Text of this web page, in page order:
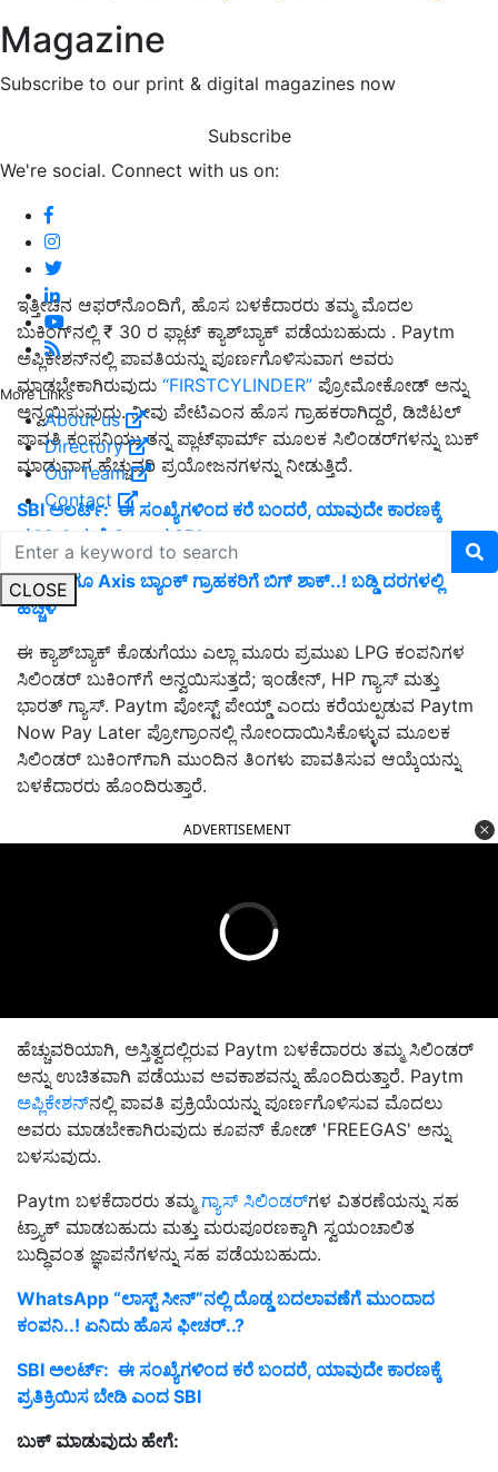
Magazine
Subscribe to our print & digital magazines now
Subscribe
We're social. Connect with us on:
More Links
About us
Directory
Our Team
Contact
CLOSE
ಇತ್ತೀಚಿನ ಆಫರ್‌ನೊಂದಿಗೆ, ಹೊಸ ಬಳಕೆದಾರರು ತಮ್ಮ ಮೊದಲ
ಬುಕಿಂಗ್‌ನಲ್ಲಿ ₹ 30 ರ ಫ್ಲಾಟ್ ಕ್ಯಾಶ್‌ಬ್ಯಾಕ್ ಪಡೆಯಬಹುದು . Paytm
ಅಪ್ಲಿಕೇಶನ್‌ನಲ್ಲಿ ಪಾವತಿಯನ್ನು ಪೂರ್ಣಗೊಳಿಸುವಾಗ ಅವರು
ಮಾಡಬೇಕಾಗಿರುವುದು “FIRSTCYLINDER” ಪ್ರೋಮೋಕೋಡ್ ಅನ್ನು
ಅನ್ವಯಿಸುವುದು. ನೀವು ಪೇಟಿಎಂನ ಹೊಸ ಗ್ರಾಹಕರಾಗಿದ್ದರೆ, ಡಿಜಿಟಲ್
ಪಾವತಿ ಕಂಪನಿಯು ತನ್ನ ಪ್ಲಾಟ್‌ಫಾರ್ಮ್ ಮೂಲಕ ಸಿಲಿಂಡರ್‌ಗಳನ್ನು ಬುಕ್
ಮಾಡುವಾಗ ಹೆಚ್ಚುವರಿ ಪ್ರಯೋಜನಗಳನ್ನು ನೀಡುತ್ತಿದೆ.
SBI ಅಲರ್ಟ್‌: ಈ ಸಂಖ್ಯೆಗಳಿಂದ ಕರೆ ಬಂದರೆ, ಯಾವುದೇ ಕಾರಣಕ್ಕೆ
ಪ್ರತಿಕ್ರಿಯಿಸ ಬೇಡಿ ಎಂದ SBI
SBI ಹಾಗೂ Axis ಬ್ಯಾಂಕ್‌ ಗ್ರಾಹಕರಿಗೆ ಬಿಗ್‌ ಶಾಕ್..! ಬಡ್ಡಿ ದರಗಳಲ್ಲಿ
ಹೆಚ್ಚಳ
ಈ ಕ್ಯಾಶ್‌ಬ್ಯಾಕ್ ಕೊಡುಗೆಯು ಎಲ್ಲಾ ಮೂರು ಪ್ರಮುಖ LPG ಕಂಪನಿಗಳ
ಸಿಲಿಂಡರ್ ಬುಕಿಂಗ್‌ಗೆ ಅನ್ವಯಿಸುತ್ತದೆ; ಇಂಡೇನ್, HP ಗ್ಯಾಸ್ ಮತ್ತು
ಭಾರತ್ ಗ್ಯಾಸ್. Paytm ಪೋಸ್ಟ್‌ ಪೇಯ್ಡ್ ಎಂದು ಕರೆಯಲ್ಪಡುವ Paytm
Now Pay Later ಪ್ರೋಗ್ರಾಂನಲ್ಲಿ ನೋಂದಾಯಿಸಿಕೊಳ್ಳುವ ಮೂಲಕ
ಸಿಲಿಂಡರ್ ಬುಕಿಂಗ್‌ಗಾಗಿ ಮುಂದಿನ ತಿಂಗಳು ಪಾವತಿಸುವ ಆಯ್ಕೆಯನ್ನು
ಬಳಕೆದಾರರು ಹೊಂದಿರುತ್ತಾರೆ.
ADVERTISEMENT
ಹೆಚ್ಚುವರಿಯಾಗಿ, ಅಸ್ತಿತ್ವದಲ್ಲಿರುವ Paytm ಬಳಕೆದಾರರು ತಮ್ಮ ಸಿಲಿಂಡರ್
ಅನ್ನು ಉಚಿತವಾಗಿ ಪಡೆಯುವ ಅವಕಾಶವನ್ನು ಹೊಂದಿರುತ್ತಾರೆ. Paytm
ಅಪ್ಲಿಕೇಶನ್‌ನಲ್ಲಿ ಪಾವತಿ ಪ್ರಕ್ರಿಯೆಯನ್ನು ಪೂರ್ಣಗೊಳಿಸುವ ಮೊದಲು
ಅವರು ಮಾಡಬೇಕಾಗಿರುವುದು ಕೂಪನ್ ಕೋಡ್ 'FREEGAS' ಅನ್ನು
ಬಳಸುವುದು.
Paytm ಬಳಕೆದಾರರು ತಮ್ಮಗ್ಯಾಸ್ ಸಿಲಿಂಡರ್‌ಗಳ ವಿತರಣೆಯನ್ನು ಸಹ
ಟ್ರ್ಯಾಕ್ ಮಾಡಬಹುದು ಮತ್ತು ಮರುಪೂರಣಕ್ಕಾಗಿ ಸ್ವಯಂಚಾಲಿತ
ಬುದ್ಧಿವಂತ ಜ್ಞಾಪನೆಗಳನ್ನು ಸಹ ಪಡೆಯಬಹುದು.
WhatsApp “ಲಾಸ್ಟ್‌ ಸೀನ್‌”ನಲ್ಲಿ ದೊಡ್ಡ ಬದಲಾವಣೆಗೆ ಮುಂದಾದ
ಕಂಪನಿ..! ಏನಿದು ಹೊಸ ಫೀಚರ್‌..?
SBI ಅಲರ್ಟ್‌: ಈ ಸಂಖ್ಯೆಗಳಿಂದ ಕರೆ ಬಂದರೆ, ಯಾವುದೇ ಕಾರಣಕ್ಕೆ
ಪ್ರತಿಕ್ರಿಯಿಸ ಬೇಡಿ ಎಂದ SBI
ಬುಕ್ ಮಾಡುವುದು ಹೇಗೆ: